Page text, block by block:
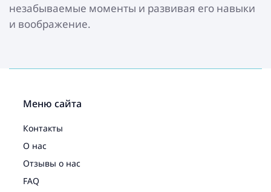
незабываемые моменты и развивая его навыки
и воображение.
Меню сайта
Контакты
О нас
Отзывы о нас
FAQ